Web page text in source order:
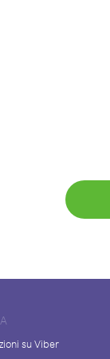
su Viber